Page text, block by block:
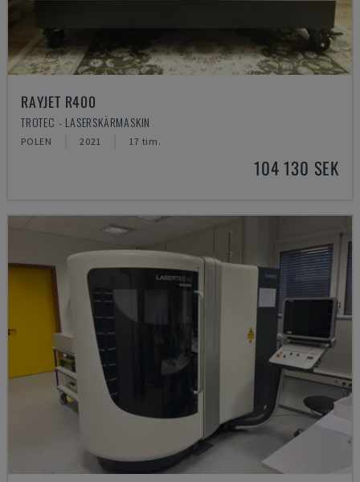
RAYJET R400
TROTEC - LASERSKÄRMASKIN
POLEN 2021 17 tim.
104 130 SEK